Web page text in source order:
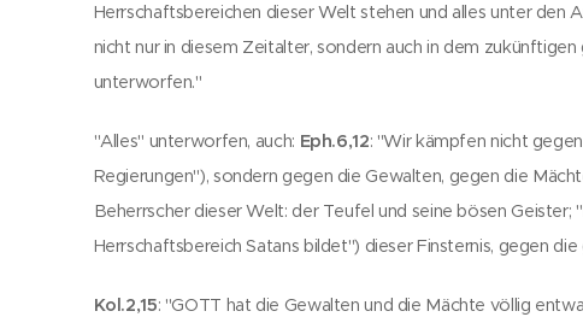
Herrschaftsbereichen dieser Welt stehen und alles unter den
nicht nur in diesem Zeitalter, sondern auch in dem
unterworfen."
"Alles" unterworfen, auch: Eph.6,12: "Wir kämpfen nicht
Regierungen"), sondern gegen die Gewalten, gegen die
Beherrscher dieser Welt: der Teufel und seine bösen
Herrschaftsbereich Satans bildet") dieser Finsternis, gegen
Kol.2,15: "GOTT hat die Gewalten und die Mächte völlig